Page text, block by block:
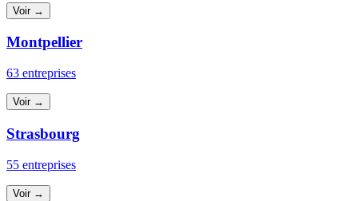
Voir →
Montpellier
63 entreprises
Voir →
Strasbourg
55 entreprises
Voir →